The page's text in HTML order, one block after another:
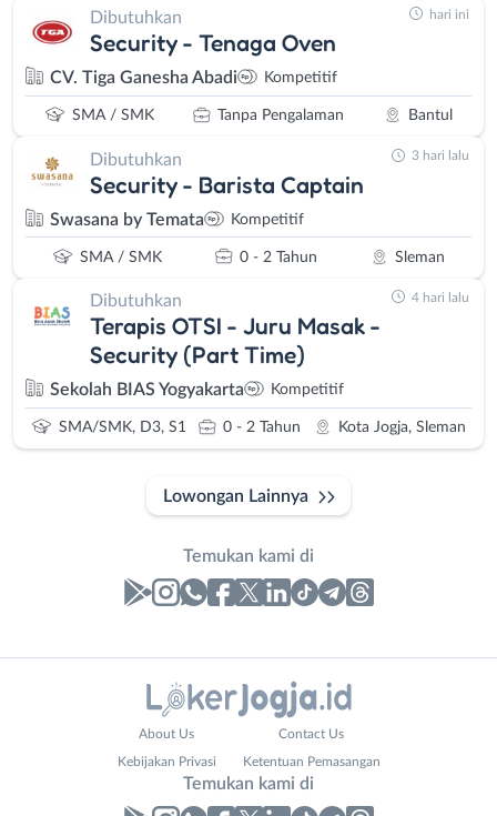
Dibutuhkan
Security - Tenaga Oven
CV. Tiga Ganesha Abadi Kompetitif
SMA / SMK Tanpa Pengalaman Bantul
hari ini
Dibutuhkan
Security - Barista Captain
Swasana by Temata Kompetitif
SMA / SMK 0 - 2 Tahun Sleman
3 hari lalu
Dibutuhkan
Terapis OTSI - Juru Masak -
Security (Part Time)
Sekolah BIAS Yogyakarta Kompetitif
SMA/SMK, D3, S1 0 - 2 Tahun Kota Jogja, Sleman
4 hari lalu
Lowongan Lainnya
Temukan kami di
About Us Contact Us
Kebijakan Privasi Ketentuan Pemasangan
Temukan kami di